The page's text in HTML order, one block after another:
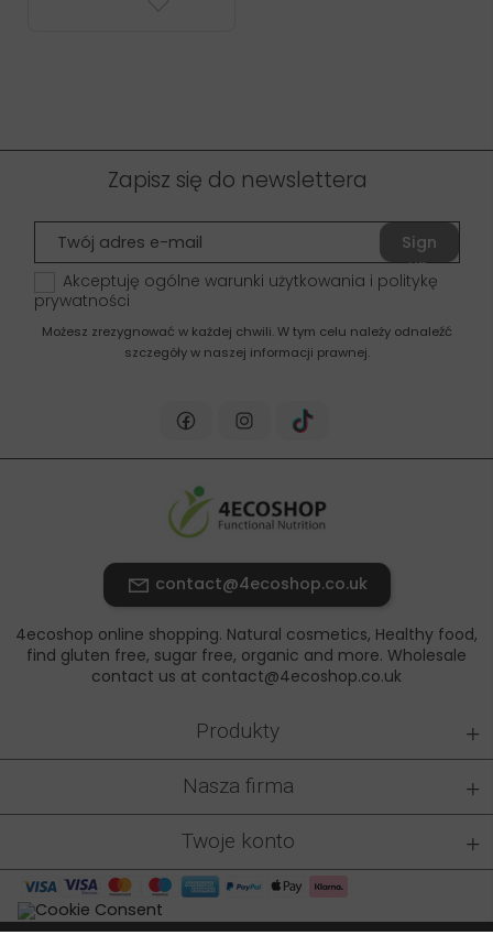
Zapisz się do newslettera
Sign
up
Akceptuję ogólne warunki użytkowania i politykę
prywatności
Możesz zrezygnować w każdej chwili. W tym celu należy odnaleźć
szczegóły w naszej informacji prawnej.
contact@4ecoshop.co.uk
4ecoshop online shopping. Natural cosmetics, Healthy food,
find gluten free, sugar free, organic and more. Wholesale
contact us at contact@4ecoshop.co.uk
Produkty +
Nasza firma +
Twoje konto +